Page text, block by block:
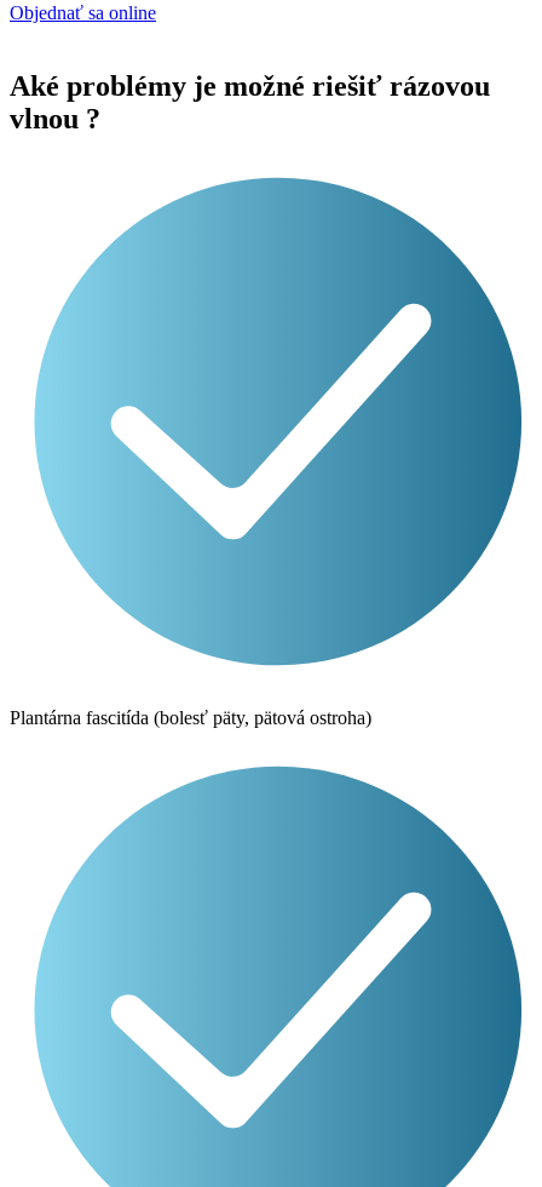
Objednať sa online
Aké problémy je možné riešiť rázovou
vlnou ?
Plantárna fascitída (bolesť päty, pätová ostroha)